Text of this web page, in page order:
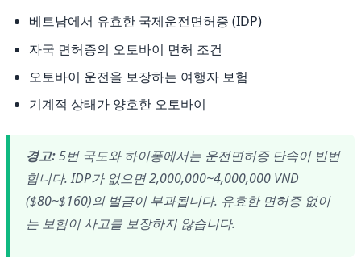
베트남에서 유효한 국제운전면허증 (IDP)
자국 면허증의 오토바이 면허 조건
오토바이 운전을 보장하는 여행자 보험
기계적 상태가 양호한 오토바이
경고:5번 국도와 하이퐁에서는 운전면허증 단속이 빈번
합니다. IDP가 없으면 2,000,000~4,000,000 VND
($80~$160)의 벌금이 부과됩니다. 유효한 면허증 없이
는 보험이 사고를 보장하지 않습니다.